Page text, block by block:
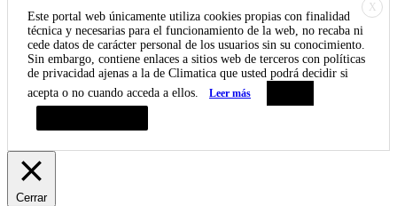
X
Este portal web únicamente utiliza cookies propias con finalidad
técnica y necesarias para el funcionamiento de la web, no recaba ni
cede datos de carácter personal de los usuarios sin su conocimiento.
Sin embargo, contiene enlaces a sitios web de terceros con políticas
de privacidad ajenas a la de Climatica que usted podrá decidir si
acepta o no cuando acceda a ellos.
Leer más
Cerrar